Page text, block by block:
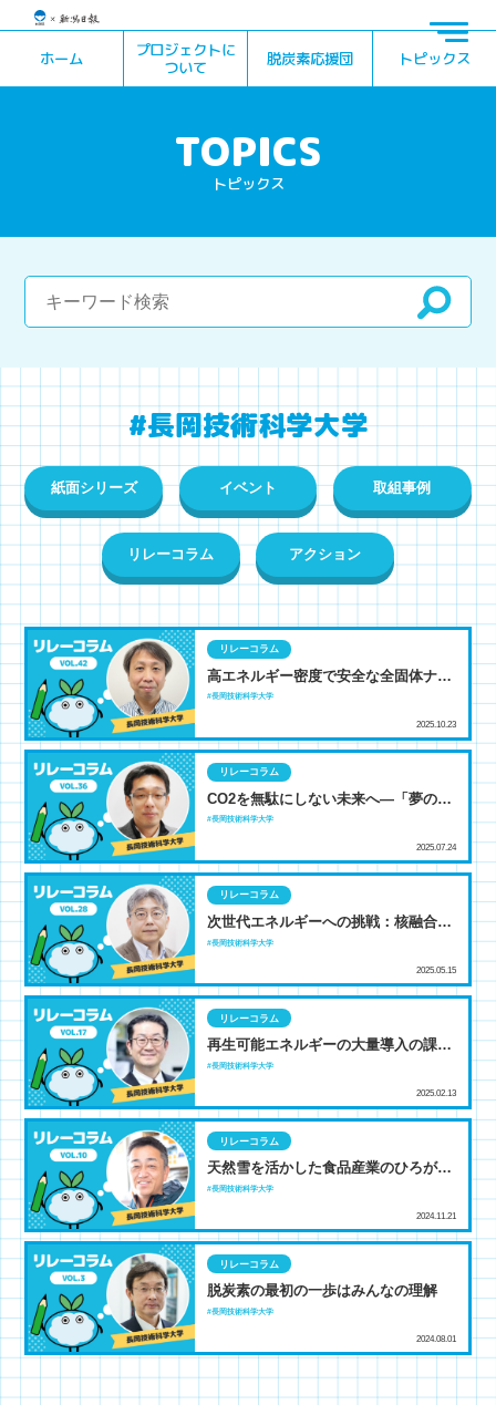
ホーム
プロジェクトに
ついて
脱炭素応援団 トピックス
トピックス
#長岡技術科学大学
紙面シリーズ イベント 取組事例
リレーコラム アクション
高エネルギー密度で安全な全固体ナト
リウムイオン電池の開発
リレーコラム
2025.10.23
長岡技術科学大学
CO2を無駄にしない未来へ―「夢の素
材」で切り拓く新しい気体貯蔵技術―
リレーコラム
2025.07.24
長岡技術科学大学
次世代エネルギーへの挑戦：核融合発
電の可能性と課題
リレーコラム
2025.05.15
長岡技術科学大学
再生可能エネルギーの大量導入の課題
とは？ ～電力の需給バランスと周波数
リレーコラム
2025.02.13
長岡技術科学大学
天然雪を活かした食品産業のひろが
り、そして猛暑対策へ
リレーコラム
2024.11.21
長岡技術科学大学
脱炭素の最初の一歩はみんなの理解
リレーコラム
2024.08.01
長岡技術科学大学